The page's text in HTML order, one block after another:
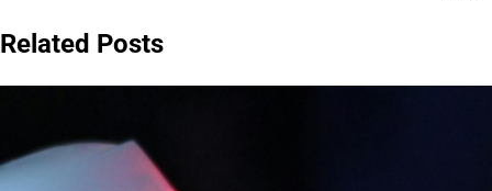
viết
Related Posts